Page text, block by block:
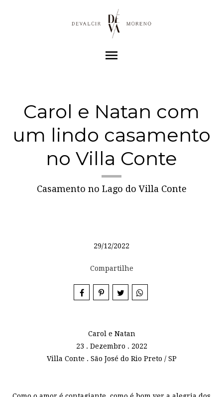
menu
Carol e Natan com
um lindo casamento
no Villa Conte
Casamento no Lago do Villa Conte
29/12/2022
Compartilhe
Carol e Natan
23 . Dezembro . 2022
Villa Conte . São José do Rio Preto / SP